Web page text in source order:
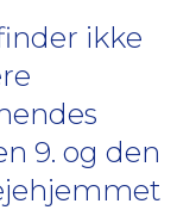
ikke
9. og den